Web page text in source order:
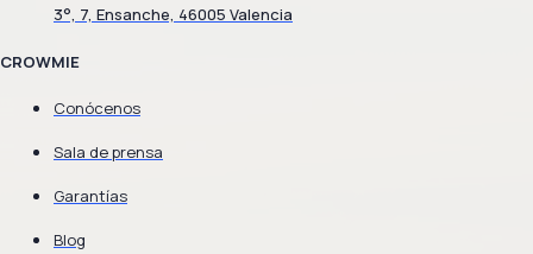
3°, 7, Ensanche, 46005 Valencia
CROWMIE
Conócenos
Sala de prensa
Garantías
Blog